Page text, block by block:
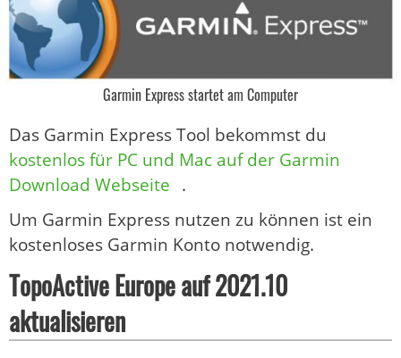
Garmin Express startet am Computer
Das Garmin Express Tool bekommst du
kostenlos für PC und Mac auf der Garmin
Download Webseite .
Um Garmin Express nutzen zu können ist ein
kostenloses Garmin Konto notwendig.
TopoActive Europe auf 2021.10
aktualisieren